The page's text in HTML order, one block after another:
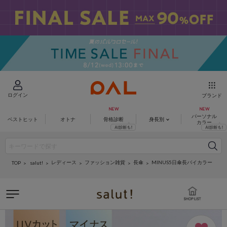
ログイン ブランド
ベストヒット オトナ 骨格診断 身長別
パーソナル
カラー
TOP salut! レディース ファッション雑貨 長傘 MINUS5日傘長バイカラー